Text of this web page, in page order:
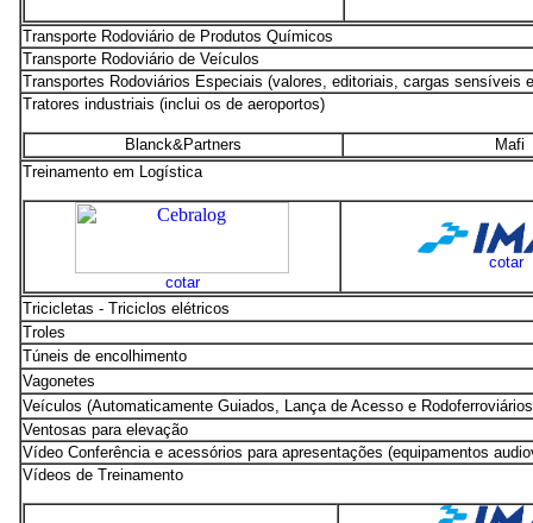
Transporte Rodoviário de Produtos Químicos
Transporte Rodoviário de Veículos
Transportes Rodoviários Especiais (valores, editoriais, cargas sensíveis
Tratores industriais (inclui os de aeroportos)
Blanck&Partners
Mafi
Treinamento em Logística
cotar
cotar
Tricicletas - Triciclos elétricos
Troles
Túneis de encolhimento
Vagonetes
Veículos (Automaticamente Guiados, Lança de Acesso e
Ventosas para elevação
Vídeo Conferência e acessórios para apresentações (equipamentos
Vídeos de Treinamento